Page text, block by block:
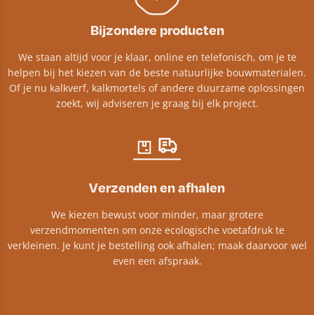
Bijzondere producten
We staan altijd voor je klaar, online en telefonisch, om je te
helpen bij het kiezen van de beste natuurlijke bouwmaterialen.
Of je nu kalkverf, kalkmortels of andere duurzame oplossingen
zoekt, wij adviseren je graag bij elk project.​
Verzenden en afhalen
We kiezen bewust voor minder, maar grotere
verzendmomenten om onze ecologische voetafdruk te
verkleinen. Je kunt je bestelling ook afhalen; maak daarvoor wel
even een afspraak.